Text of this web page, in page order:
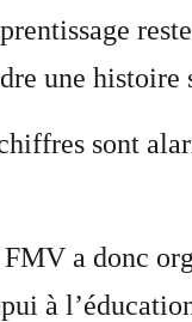
une histoire
sont
a donc
à